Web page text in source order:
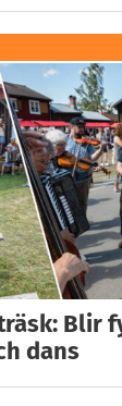
Blir
dans